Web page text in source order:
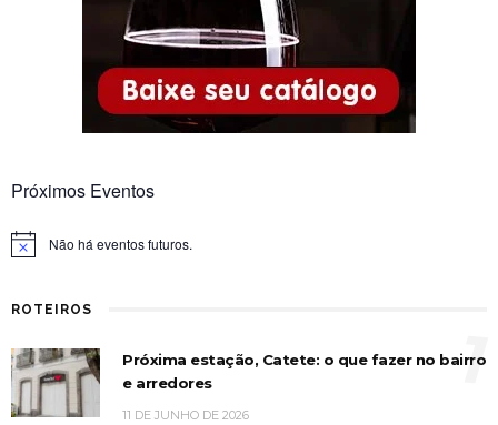
Próximos Eventos
Notice Não há eventos futuros.
ROTEIROS
Próxima estação, Catete: o que fazer no bairro
e arredores
11 DE JUNHO DE 2026
1